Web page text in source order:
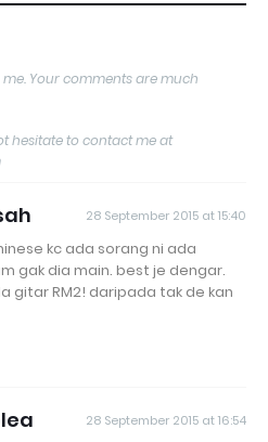
Your comments are much
hesitate to contact me at
28 September 2015 at 15:40
kc ada sorang ni ada
gak dia main. best je dengar.
gitar RM2! daripada tak de kan
28 September 2015 at 16:54